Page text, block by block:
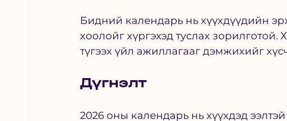
Бидний календарь нь хүүхдүүдийн
хоолойг хүргэхэд туслах зорилготой.
түгээх үйл ажиллагааг дэмжихийг
Дүгнэлт
2026 оны календарь нь хүүхдэд